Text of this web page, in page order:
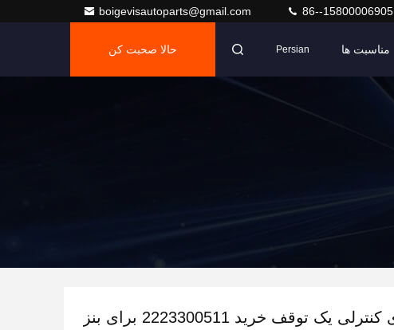
boigevisautoparts@gmail.com 86--15800006905
مناسبت ها Persian حالا صحبت کن
بازوهای کنترلی یک توقف خرید 2223300511 برای بنز